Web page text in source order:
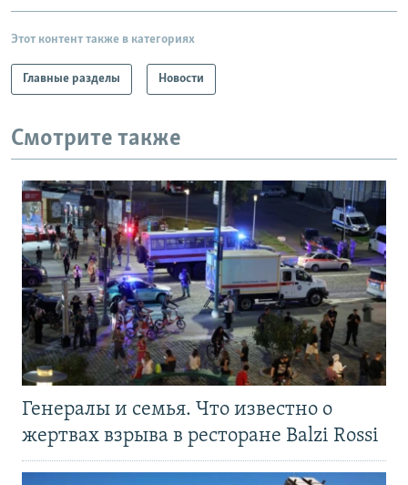
Этот контент также в категориях
Главные разделы Новости
Смотрите также
Генералы и семья. Что известно о
жертвах взрыва в ресторане Balzi Rossi